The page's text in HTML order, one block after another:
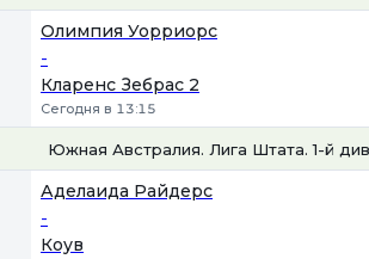
Олимпия Уорриорс
-
Кларенс Зебрас 2
Сегодня в 13:15
Южная Австралия. Лига Штата. 1-й
Аделаида Райдерс
-
Коув